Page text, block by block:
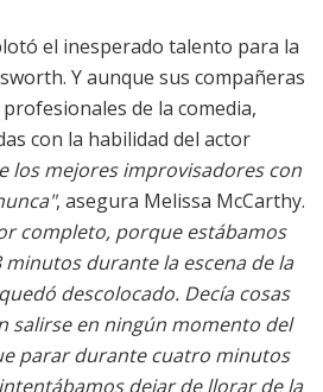
el inesperado talento para la
Y aunque sus compañeras
de la comedia,
con la habilidad del actor
los mejores improvisadores con
, asegura Melissa McCarthy.
completo, porque estábamos
durante la escena de la
descolocado. Decía cosas
salirse en ningún momento del
parar durante cuatro minutos
dejar de llorar de la